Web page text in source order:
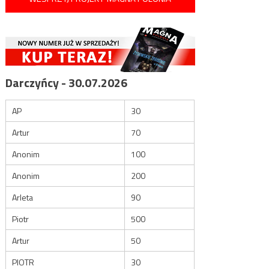
Darczyńcy - 30.07.2026
AP
30
Artur
70
Anonim
100
Anonim
200
Arleta
90
Piotr
500
Artur
50
PIOTR
30